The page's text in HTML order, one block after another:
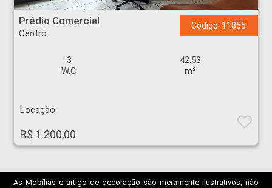
Prédio Comercial - Centro - Ribeirão Preto
Prédio Comercial
Centro
Código: 11855
3
W.C
42.53
m²
Locação
R$ 1.200,00
As Mobílias e artigo de decoração são meramente ilustrativos, não